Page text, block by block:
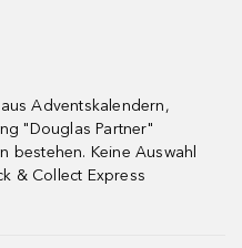
Adventskalendern,
"Douglas Partner"
bestehen. Keine Auswahl
& Collect Express